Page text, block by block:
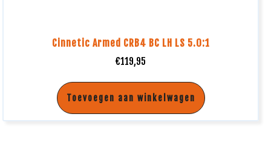
Cinnetic Armed CRB4 BC LH LS 5.0:1
€119,95
Toevoegen aan winkelwagen